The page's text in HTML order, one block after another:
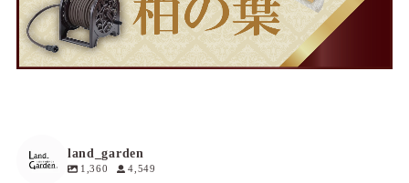
land_garden
1,360 4,549